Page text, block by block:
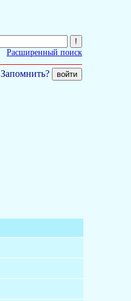
Расширенный поиск
Запомнить?